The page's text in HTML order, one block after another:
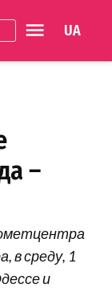
–
в среду, 1
и